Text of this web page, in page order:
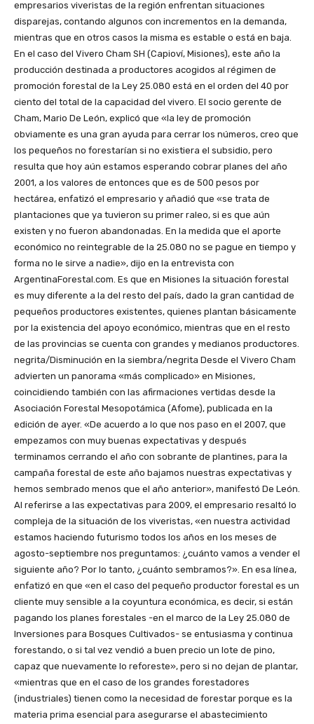
empresarios viveristas de la región enfrentan situaciones
disparejas, contando algunos con incrementos en la demanda,
mientras que en otros casos la misma es estable o está en baja.
En el caso del Vivero Cham SH (Capioví, Misiones), este año la
producción destinada a productores acogidos al régimen de
promoción forestal de la Ley 25.080 está en el orden del 40 por
ciento del total de la capacidad del vivero. El socio gerente de
Cham, Mario De León, explicó que «la ley de promoción
obviamente es una gran ayuda para cerrar los números, creo que
los pequeños no forestarían si no existiera el subsidio, pero
resulta que hoy aún estamos esperando cobrar planes del año
2001, a los valores de entonces que es de 500 pesos por
hectárea, enfatizó el empresario y añadió que «se trata de
plantaciones que ya tuvieron su primer raleo, si es que aún
existen y no fueron abandonadas. En la medida que el aporte
económico no reintegrable de la 25.080 no se pague en tiempo y
forma no le sirve a nadie», dijo en la entrevista con
ArgentinaForestal.com. Es que en Misiones la situación forestal
es muy diferente a la del resto del país, dado la gran cantidad de
pequeños productores existentes, quienes plantan básicamente
por la existencia del apoyo económico, mientras que en el resto
de las provincias se cuenta con grandes y medianos productores.
negrita/Disminución en la siembra/negrita Desde el Vivero Cham
advierten un panorama «más complicado» en Misiones,
coincidiendo también con las afirmaciones vertidas desde la
Asociación Forestal Mesopotámica (Afome), publicada en la
edición de ayer. «De acuerdo a lo que nos paso en el 2007, que
empezamos con muy buenas expectativas y después
terminamos cerrando el año con sobrante de plantines, para la
campaña forestal de este año bajamos nuestras expectativas y
hemos sembrado menos que el año anterior», manifestó De León.
Al referirse a las expectativas para 2009, el empresario resaltó lo
compleja de la situación de los viveristas, «en nuestra actividad
estamos haciendo futurismo todos los años en los meses de
agosto-septiembre nos preguntamos: ¿cuánto vamos a vender el
siguiente año? Por lo tanto, ¿cuánto sembramos?». En esa línea,
enfatizó en que «en el caso del pequeño productor forestal es un
cliente muy sensible a la coyuntura económica, es decir, si están
pagando los planes forestales -en el marco de la Ley 25.080 de
Inversiones para Bosques Cultivados- se entusiasma y continua
forestando, o si tal vez vendió a buen precio un lote de pino,
capaz que nuevamente lo reforeste», pero si no dejan de plantar,
«mientras que en el caso de los grandes forestadores
(industriales) tienen como la necesidad de forestar porque es la
materia prima esencial para asegurarse el abastecimiento